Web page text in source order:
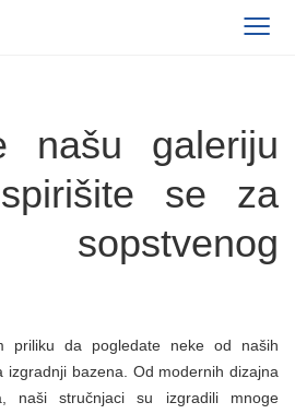
≡
našu galeriju
se za
sopstvenog
priliku da pogledate neke od naših
izgradnji bazena. Od modernih dizajna
naši stručnjaci su izgradili mnoge